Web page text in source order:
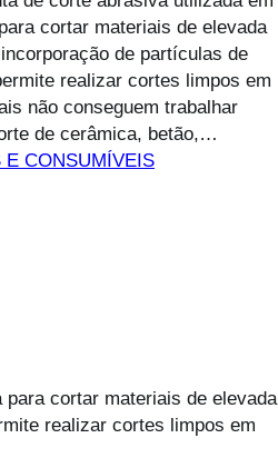
cortar materiais de elevada
de partículas de
realizar cortes limpos em
não conseguem trabalhar
de cerâmica, betão,…
E CONSUMÍVEIS
cortar materiais de elevada
realizar cortes limpos em